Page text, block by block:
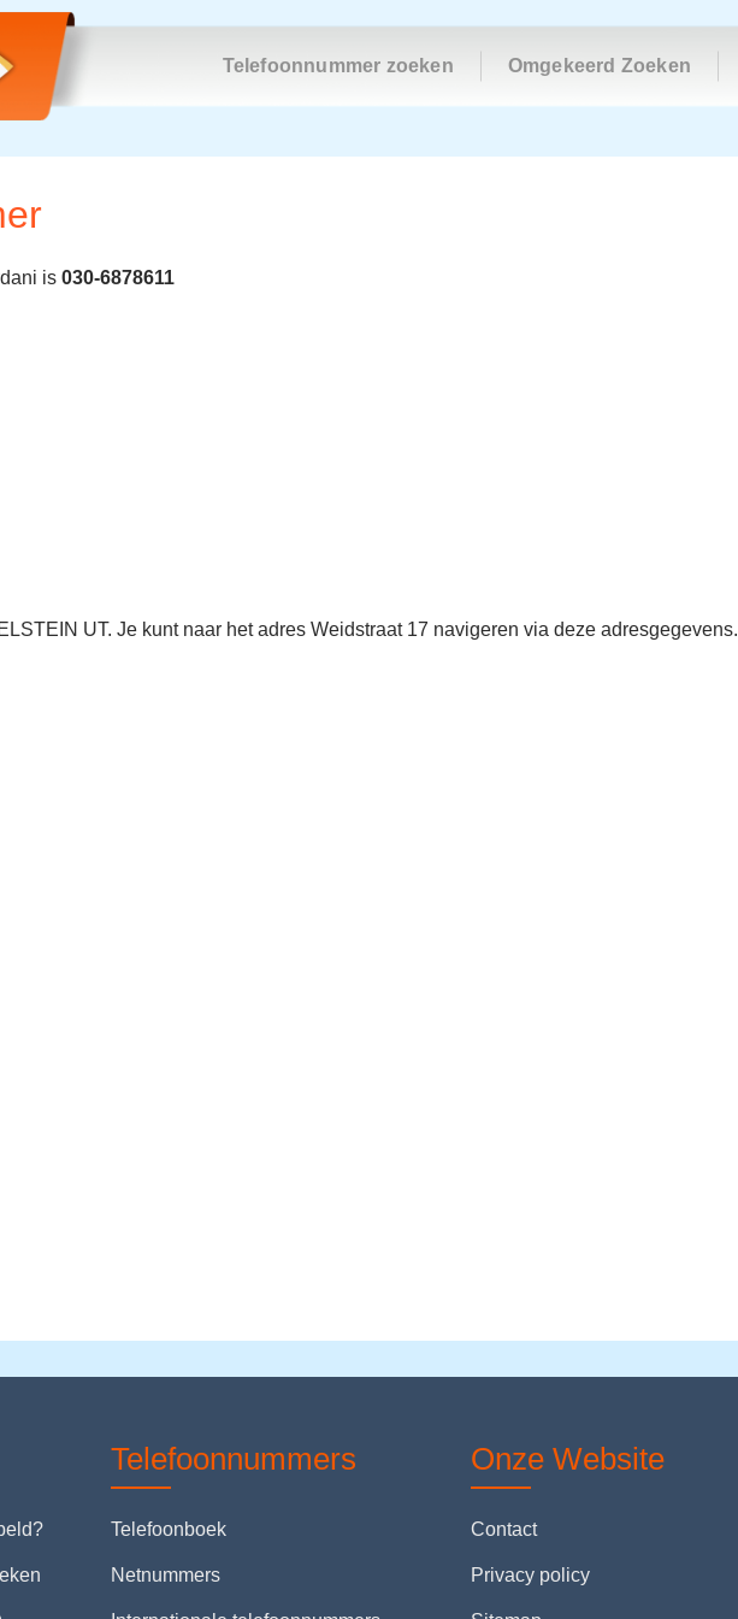
Telefoonnummer zoeken Omgekeerd Zoeken
is 030-6878611
UT. Je kunt naar het adres Weidstraat 17 navigeren via deze adresgegevens.
Telefoonnummers
Telefoonboek
Netnummers
Onze Website
Contact
Privacy policy